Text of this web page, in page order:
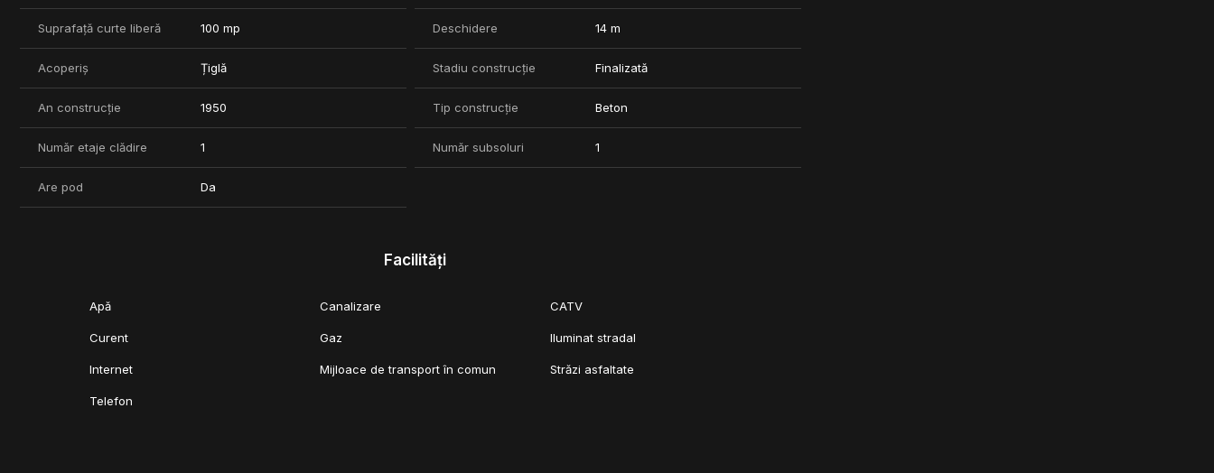
Suprafață curte liberă 100 mp Deschidere 14 m
Acoperiș Țiglă Stadiu construcție Finalizată
An construcție 1950 Tip construcție Beton
Număr etaje clădire 1 Număr subsoluri 1
Are pod Da
Facilități
Apă Canalizare CATV
Curent Gaz Iluminat stradal
Internet Mijloace de transport în comun Străzi asfaltate
Telefon